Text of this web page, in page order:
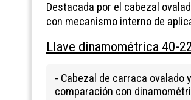
Destacada por el cabezal
con mecanismo interno de
Llave dinamométrica 40-
- Cabezal de carraca
comparación con